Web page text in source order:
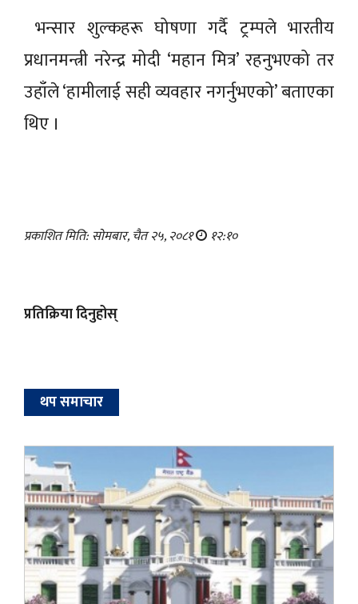
भन्सार शुल्कहरू घोषणा गर्दै ट्रम्पले भारतीय
प्रधानमन्त्री नरेन्द्र मोदी ‘महान मित्र’ रहनुभएको तर
उहाँले ‘हामीलाई सही व्यवहार नगर्नुभएको’ बताएका
थिए ।
प्रकाशित मिति: सोमबार, चैत २५, २०८१ १२:१०
प्रतिक्रिया दिनुहोस्
थप समाचार